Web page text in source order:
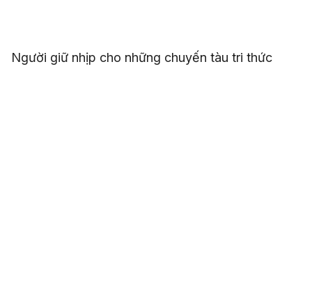
Người giữ nhịp cho những chuyến tàu tri thức